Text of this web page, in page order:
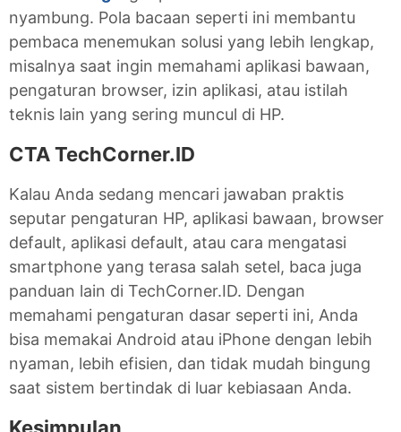
nyambung. Pola bacaan seperti ini membantu
pembaca menemukan solusi yang lebih lengkap,
misalnya saat ingin memahami aplikasi bawaan,
pengaturan browser, izin aplikasi, atau istilah
teknis lain yang sering muncul di HP.
CTA TechCorner.ID
Kalau Anda sedang mencari jawaban praktis
seputar pengaturan HP, aplikasi bawaan, browser
default, aplikasi default, atau cara mengatasi
smartphone yang terasa salah setel, baca juga
panduan lain di TechCorner.ID. Dengan
memahami pengaturan dasar seperti ini, Anda
bisa memakai Android atau iPhone dengan lebih
nyaman, lebih efisien, dan tidak mudah bingung
saat sistem bertindak di luar kebiasaan Anda.
Kesimpulan